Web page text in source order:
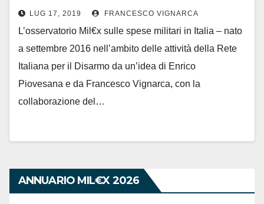
LUG 17, 2019 FRANCESCO VIGNARCA
L’osservatorio Mil€x sulle spese militari in Italia – nato
a settembre 2016 nell’ambito delle attività della Rete
Italiana per il Disarmo da un’idea di Enrico
Piovesana e da Francesco Vignarca, con la
collaborazione del…
ANNUARIO MIL€X 2026